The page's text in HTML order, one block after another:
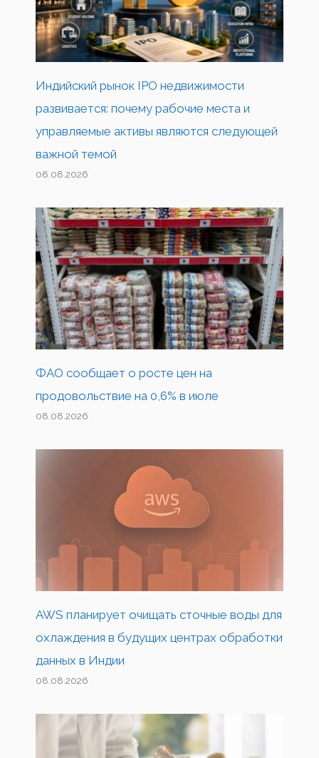
Индийский рынок IPO недвижимости
развивается: почему рабочие места и
управляемые активы являются следующей
важной темой
08.08.2026
ФАО сообщает о росте цен на
продовольствие на 0,6% в июле
08.08.2026
AWS планирует очищать сточные воды для
охлаждения в будущих центрах обработки
данных в Индии
08.08.2026